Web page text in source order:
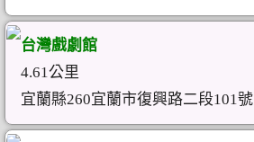
台灣戲劇館
4.61公里
宜蘭縣260宜蘭市復興路二段101號